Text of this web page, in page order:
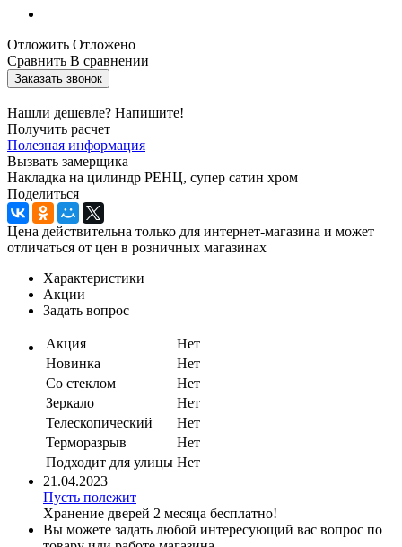
Отложить Отложено
Сравнить В сравнении
Заказать звонок
Нашли дешевле? Напишите!
Получить расчет
Полезная информация
Вызвать замерщика
Накладка на цилиндр РЕНЦ, супер сатин хром
Поделиться
Цена действительна только для интернет-магазина и может
отличаться от цен в розничных магазинах
Характеристики
Акции
Задать вопрос
Акция
Нет
Новинка
Нет
Со стеклом
Нет
Зеркало
Нет
Телескопический
Нет
Терморазрыв
Нет
Подходит для улицы Нет
21.04.2023
Пусть полежит
Хранение дверей 2 месяца бесплатно!
Вы можете задать любой интересующий вас вопрос по